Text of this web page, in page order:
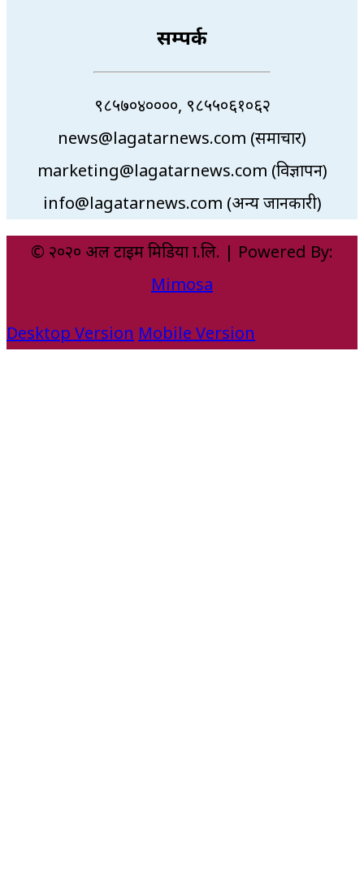
सम्पर्क
९८५७०४००००, ९८५५०६१०६२
news@lagatarnews.com (समाचार)
marketing@lagatarnews.com (विज्ञापन)
info@lagatarnews.com (अन्य जानकारी)
© २०२० अल टाइम मिडिया प्रा.लि. | Powered By:
Mimosa
Desktop Version Mobile Version